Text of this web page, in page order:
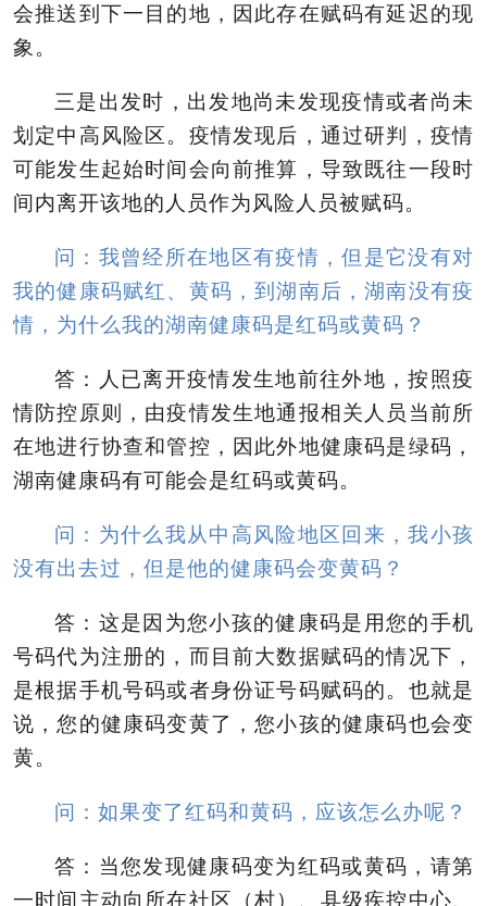
会推送到下一目的地，因此存在赋码有延迟的现
象。
三是出发时，出发地尚未发现疫情或者尚未
划定中高风险区。疫情发现后，通过研判，疫情
可能发生起始时间会向前推算，导致既往一段时
间内离开该地的人员作为风险人员被赋码。
问：我曾经所在地区有疫情，但是它没有对
我的健康码赋红、黄码，到湖南后，湖南没有疫
情，为什么我的湖南健康码是红码或黄码？
答：人已离开疫情发生地前往外地，按照疫
情防控原则，由疫情发生地通报相关人员当前所
在地进行协查和管控，因此外地健康码是绿码，
湖南健康码有可能会是红码或黄码。
问：为什么我从中高风险地区回来，我小孩
没有出去过，但是他的健康码会变黄码？
答：这是因为您小孩的健康码是用您的手机
号码代为注册的，而目前大数据赋码的情况下，
是根据手机号码或者身份证号码赋码的。也就是
说，您的健康码变黄了，您小孩的健康码也会变
黄。
问：如果变了红码和黄码，应该怎么办呢？
答：当您发现健康码变为红码或黄码，请第
一时间主动向所在社区（村）、县级疾控中心、